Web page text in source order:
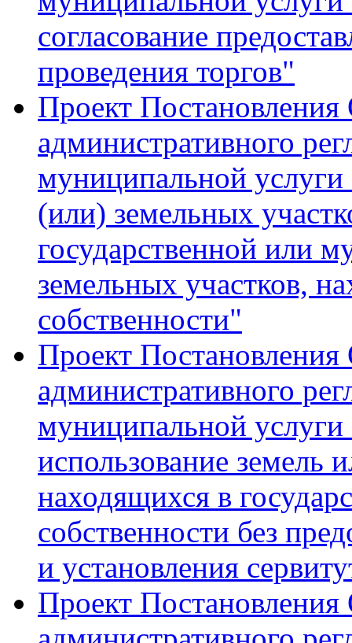
согласование
проведения торгов"
Проект
административного
муниципальной услуги
(или) земельных
государственной или
земельных участков,
собственности"
Проект
административного
муниципальной
использование земель
находящихся в
собственности без
и установления
Проект